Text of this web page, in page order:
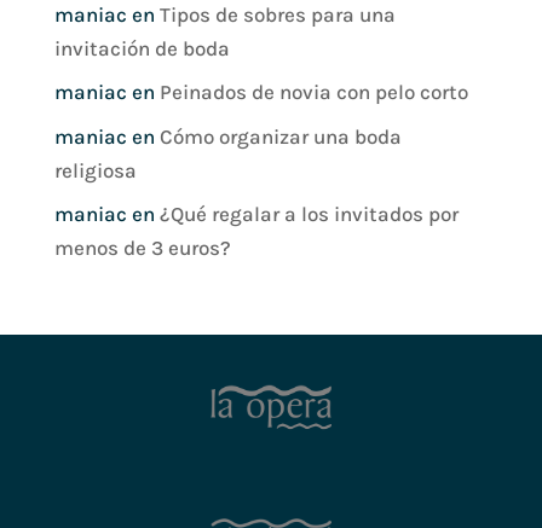
maniac en Tipos de sobres para una
invitación de boda
maniac en Peinados de novia con pelo corto
maniac en Cómo organizar una boda
religiosa
maniac en ¿Qué regalar a los invitados por
menos de 3 euros?